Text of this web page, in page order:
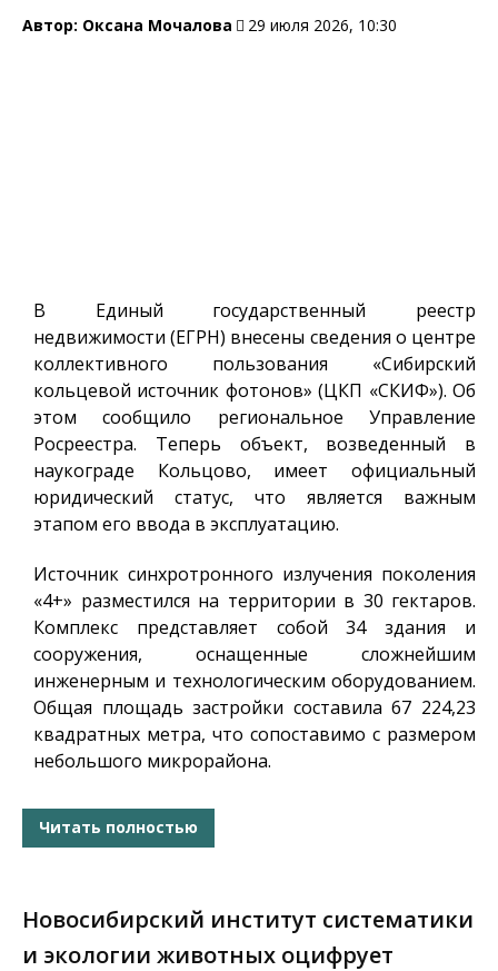
Автор: Оксана Мочалова 29 июля 2026, 10:30
В Единый государственный реестр
недвижимости (ЕГРН) внесены сведения о центре
коллективного пользования «Сибирский
кольцевой источник фотонов» (ЦКП «СКИФ»). Об
этом сообщило региональное Управление
Росреестра. Теперь объект, возведенный в
наукограде Кольцово, имеет официальный
юридический статус, что является важным
этапом его ввода в эксплуатацию.
Источник синхротронного излучения поколения
«4+» разместился на территории в 30 гектаров.
Комплекс представляет собой 34 здания и
сооружения, оснащенные сложнейшим
инженерным и технологическим оборудованием.
Общая площадь застройки составила 67 224,23
квадратных метра, что сопоставимо с размером
небольшого микрорайона.
Читать полностью
Новосибирский институт систематики
и экологии животных оцифрует